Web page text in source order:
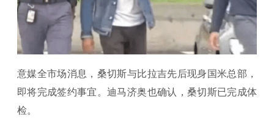
意媒全市场消息，桑切斯与比拉吉先后现身国米总部，
即将完成签约事宜。迪马济奥也确认，桑切斯已完成体
检。